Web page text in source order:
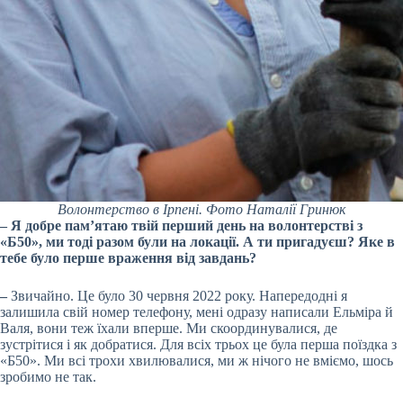
Волонтерство в Ірпені. Фото Наталії Гринюк
– Я добре пам’ятаю твій перший день на волонтерстві з
«Б50», ми тоді разом були на локації. А ти пригадуєш? Яке в
тебе було перше враження від завдань?
– Звичайно. Це було 30 червня 2022 року. Напередодні я
залишила свій номер телефону, мені одразу написали Ельміра й
Валя, вони теж їхали вперше. Ми скоординувалися, де
зустрітися і як добратися. Для всіх трьох це була перша поїздка з
«Б50». Ми всі трохи хвилювалися, ми ж нічого не вміємо, шось
зробимо не так.